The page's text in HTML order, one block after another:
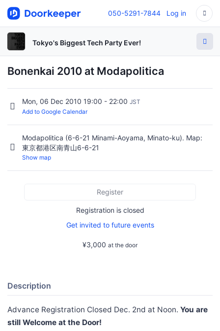
050-5291-7844 Log in
Tokyo's Biggest Tech Party Ever!
Bonenkai 2010 at Modapolitica
Mon, 06 Dec 2010 19:00 - 22:00 JST
Add to Google Calendar
Modapolitica (6-6-21 Minami-Aoyama, Minato-ku). Map:
東京都港区南青山6-6-21
Show map
Register
Registration is closed
Get invited to future events
¥3,000 at the door
Description
Advance Registration Closed Dec. 2nd at Noon. You are
still Welcome at the Door!